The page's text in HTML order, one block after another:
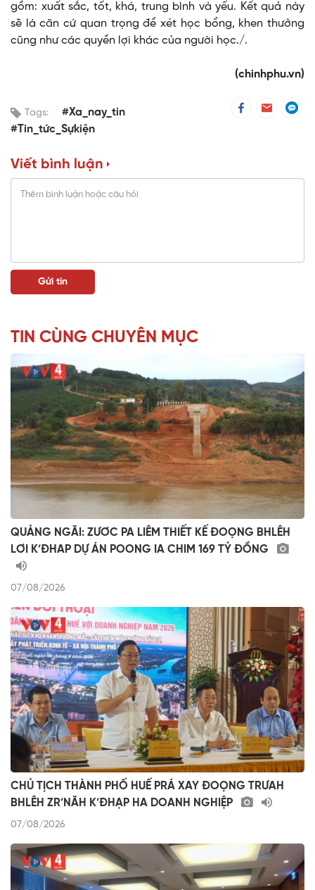
gồm: xuất sắc, tốt, khá, trung bình và yếu. Kết quả này
sẽ là căn cứ quan trọng để xét học bổng, khen thưởng
cũng như các quyền lợi khác của người học./.
(chinhphu.vn)
Tags:
#Xa_nay_tin
#Tin_tức_Sựkiện
Viết bình luận
TIN CÙNG CHUYÊN MỤC
QUẢNG NGÃI: ZƯƠC PA LIÊM THIẾT KẾ ĐOỌNG BHLÊH
LƠI K’ĐHAP DỰ ÁN POONG IA CHIM 169 TỶ ĐỒNG
07/08/2026
CHỦ TỊCH THÀNH PHỐ HUẾ PRÁ XAY ĐOỌNG TRƯAH
BHLÊH ZR’NĂH K’ĐHẠP HA DOANH NGHIỆP
07/08/2026